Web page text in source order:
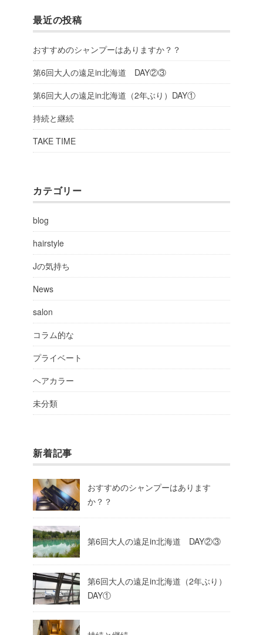
最近の投稿
おすすめのシャンプーはありますか？？
第6回大人の遠足in北海道 DAY②③
第6回大人の遠足in北海道（2年ぶり）DAY①
持続と継続
TAKE TIME
カテゴリー
blog
hairstyle
Jの気持ち
News
salon
コラム的な
プライベート
ヘアカラー
未分類
新着記事
おすすめのシャンプーはあります
か？？
第6回大人の遠足in北海道 DAY②③
第6回大人の遠足in北海道（2年ぶり）
DAY①